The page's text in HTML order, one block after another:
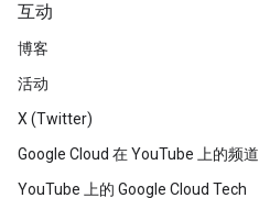
互动
博客
活动
X (Twitter)
Google Cloud 在 YouTube 上的频道
YouTube 上的 Google Cloud Tech